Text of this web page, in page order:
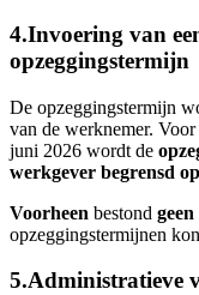
4.Invoering van
opzeggingstermijn
De opzeggingstermijn
van de werknemer.
juni 2026 wordt de
werkgever begrensd
Voorheen bestond
opzeggingstermijnen
5.Administratieve